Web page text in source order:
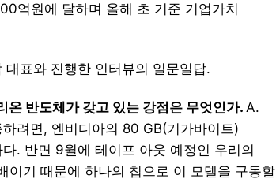
억원에 달하며 올해 초 기준 기업가치
표와 진행한 인터뷰의 일문일답.
온 반도체가 갖고 있는 강점은 무엇인가. A.
려면, 엔비디아의 80 GB(기가바이트)
. 반면 9월에 테이프 아웃 예정인 우리의
이기 때문에 하나의 칩으로 이 모델을 구동할